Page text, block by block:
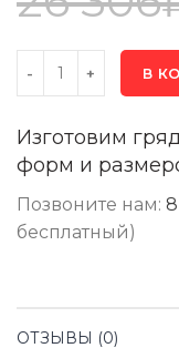
В
Изготовим
форм и
Позвоните нам:
бесплатный)
ОТЗЫВЫ (0)